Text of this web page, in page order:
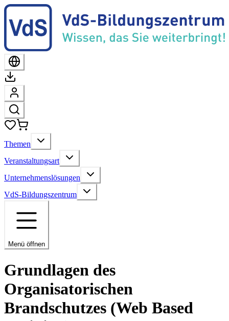
Themen
Veranstaltungsart
Unternehmenslösungen
VdS-Bildungszentrum
Menü öffnen
Grundlagen des
Organisatorischen
Brandschutzes (Web Based